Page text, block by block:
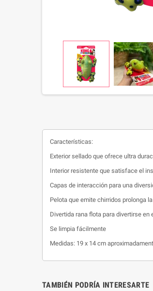
Características:
Exterior sellado que ofrece ultra
Interior resistente que satisface el
Capas de interacción para una
Pelota que emite chirridos prolonga
Divertida rana flota para divertirse en
Se limpia fácilmente
Medidas: 19 x 14 cm
TAMBIÉN PODRÍA INTERESARTE